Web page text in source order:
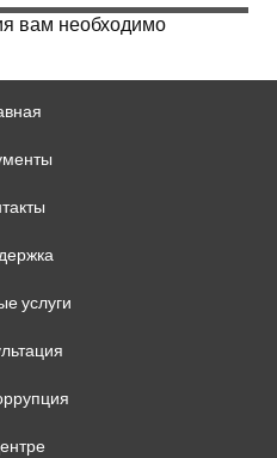
вам необходимо
услуги